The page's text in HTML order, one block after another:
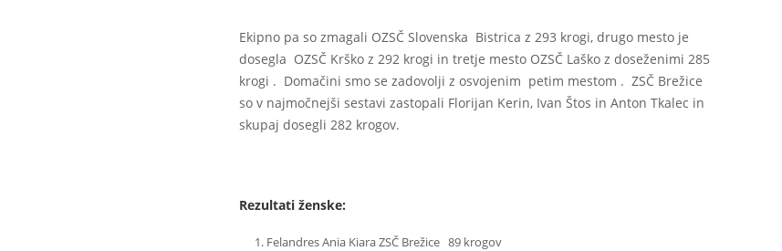
Ekipno pa so zmagali OZSČ Slovenska Bistrica z 293 krogi, drugo mesto je
dosegla OZSČ Krško z 292 krogi in tretje mesto OZSČ Laško z doseženimi 285
krogi . Domačini smo se zadovolji z osvojenim petim mestom . ZSČ Brežice
so v najmočnejši sestavi zastopali Florijan Kerin, Ivan Štos in Anton Tkalec in
skupaj dosegli 282 krogov.
Rezultati ženske:
Felandres Ania Kiara ZSČ Brežice 89 krogov